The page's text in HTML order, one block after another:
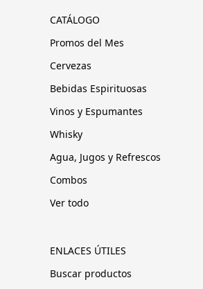
CATÁLOGO
Promos del Mes
Cervezas
Bebidas Espirituosas
Vinos y Espumantes
Whisky
Agua, Jugos y Refrescos
Combos
Ver todo
ENLACES ÚTILES
Buscar productos